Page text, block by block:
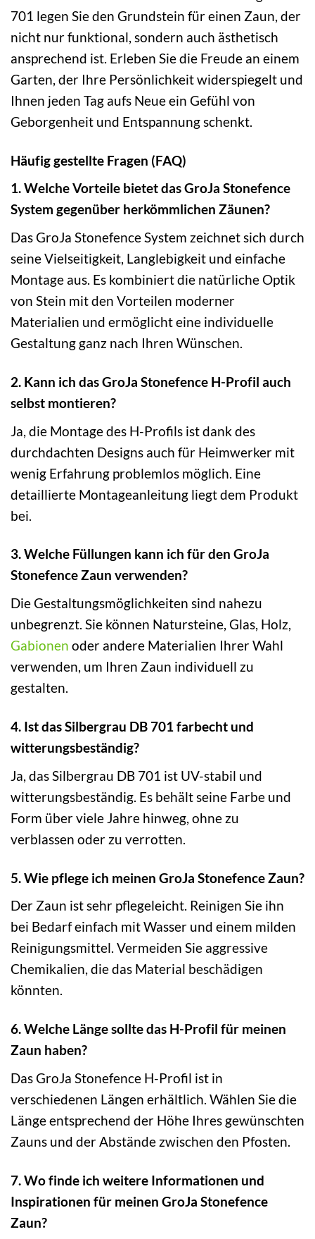
701 legen Sie den Grundstein für einen Zaun, der
nicht nur funktional, sondern auch ästhetisch
ansprechend ist. Erleben Sie die Freude an einem
Garten, der Ihre Persönlichkeit widerspiegelt und
Ihnen jeden Tag aufs Neue ein Gefühl von
Geborgenheit und Entspannung schenkt.
Häufig gestellte Fragen (FAQ)
1. Welche Vorteile bietet das GroJa Stonefence
System gegenüber herkömmlichen Zäunen?
Das GroJa Stonefence System zeichnet sich durch
seine Vielseitigkeit, Langlebigkeit und einfache
Montage aus. Es kombiniert die natürliche Optik
von Stein mit den Vorteilen moderner
Materialien und ermöglicht eine individuelle
Gestaltung ganz nach Ihren Wünschen.
2. Kann ich das GroJa Stonefence H-Profil auch
selbst montieren?
Ja, die Montage des H-Profils ist dank des
durchdachten Designs auch für Heimwerker mit
wenig Erfahrung problemlos möglich. Eine
detaillierte Montageanleitung liegt dem Produkt
bei.
3. Welche Füllungen kann ich für den GroJa
Stonefence Zaun verwenden?
Die Gestaltungsmöglichkeiten sind nahezu
unbegrenzt. Sie können Natursteine, Glas, Holz,
Gabionen oder andere Materialien Ihrer Wahl
verwenden, um Ihren Zaun individuell zu
gestalten.
4. Ist das Silbergrau DB 701 farbecht und
witterungsbeständig?
Ja, das Silbergrau DB 701 ist UV-stabil und
witterungsbeständig. Es behält seine Farbe und
Form über viele Jahre hinweg, ohne zu
verblassen oder zu verrotten.
5. Wie pflege ich meinen GroJa Stonefence Zaun?
Der Zaun ist sehr pflegeleicht. Reinigen Sie ihn
bei Bedarf einfach mit Wasser und einem milden
Reinigungsmittel. Vermeiden Sie aggressive
Chemikalien, die das Material beschädigen
könnten.
6. Welche Länge sollte das H-Profil für meinen
Zaun haben?
Das GroJa Stonefence H-Profil ist in
verschiedenen Längen erhältlich. Wählen Sie die
Länge entsprechend der Höhe Ihres gewünschten
Zauns und der Abstände zwischen den Pfosten.
7. Wo finde ich weitere Informationen und
Inspirationen für meinen GroJa Stonefence
Zaun?